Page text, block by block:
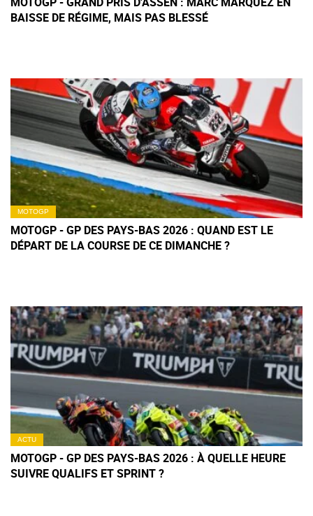
BAISSE DE RÉGIME, MAIS PAS BLESSÉ
MOTOGP
MOTOGP - GP DES PAYS-BAS 2026 : QUAND EST LE
DÉPART DE LA COURSE DE CE DIMANCHE ?
ACTU
MOTOGP - GP DES PAYS-BAS 2026 : À QUELLE HEURE
SUIVRE QUALIFS ET SPRINT ?